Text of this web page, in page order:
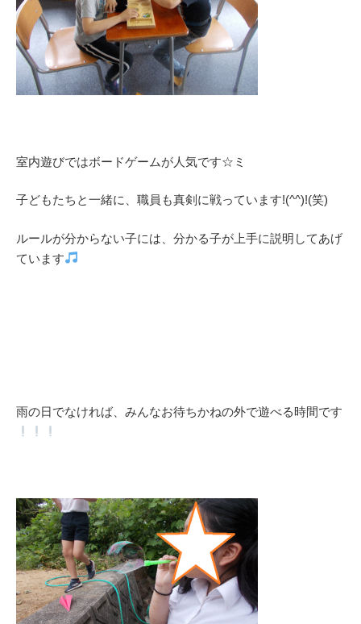
室内遊びではボードゲームが人気です☆ミ
子どもたちと一緒に、職員も真剣に戦っています!(^^)!(笑)
ルールが分からない子には、分かる子が上手に説明してあげ
ています
雨の日でなければ、みんなお待ちかねの外で遊べる時間です